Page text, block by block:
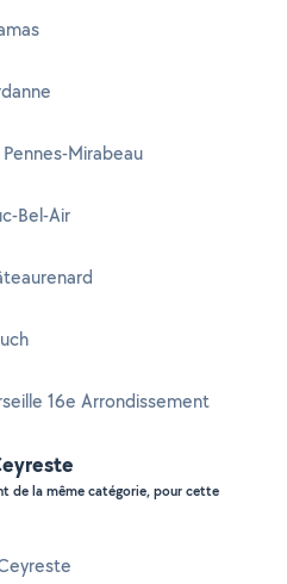
Mirabeau
Bel-Air
16e Arrondissement
de la même catégorie, pour cette